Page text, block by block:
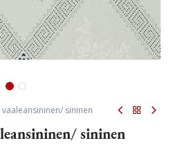
sininen
sininen